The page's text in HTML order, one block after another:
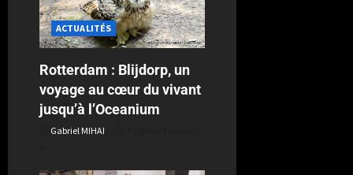
ACTUALITÉS
Rotterdam : Blijdorp, un
voyage au cœur du vivant
jusqu’à l’Oceanium
Gabriel MIHAI